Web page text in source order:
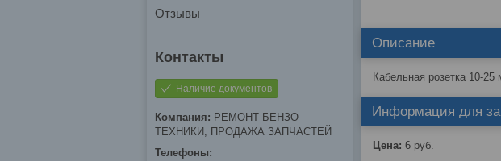
Описание
Кабельная розетка 10-25
Информация для
Цена: 6 руб.
Отзывы
Наличие документов
РЕМОНТ БЕНЗО
ТЕХНИКИ, ПРОДАЖА ЗАПЧАСТЕЙ